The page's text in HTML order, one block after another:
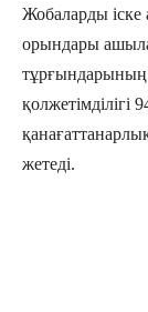
Жобаларды
орындары
тұрғындарының
қолжетімділігі
жетеді.